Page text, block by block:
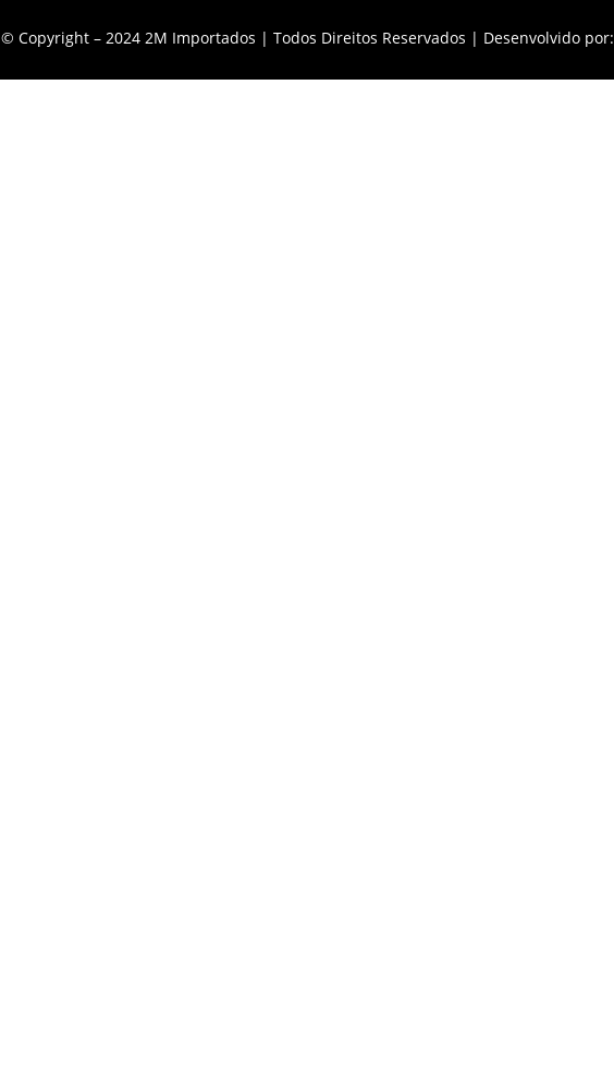
© Copyright – 2024 2M Importados | Todos Direitos Reservados | Desenvolvido por: